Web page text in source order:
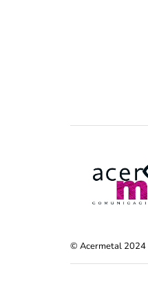
© Acermetal 2024